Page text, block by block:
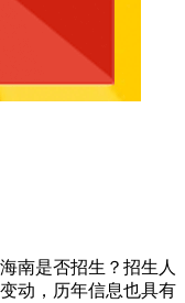
南是否招生？招生人
动，历年信息也具有